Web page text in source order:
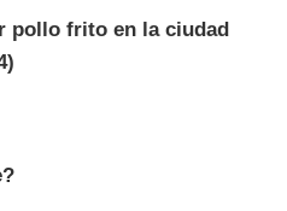
pollo frito en la ciudad